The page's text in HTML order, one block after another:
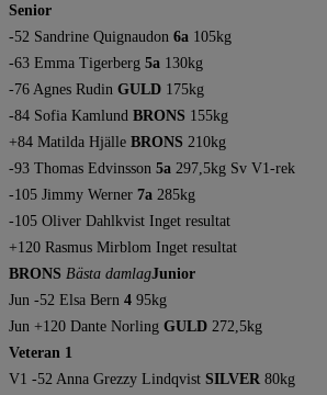
Senior
-52 Sandrine Quignaudon 6a 105kg
-63 Emma Tigerberg 5a 130kg
-76 Agnes Rudin GULD 175kg
-84 Sofia Kamlund BRONS 155kg
+84 Matilda Hjälle BRONS 210kg
-93 Thomas Edvinsson 5a 297,5kg Sv V1-rek
-105 Jimmy Werner 7a 285kg
-105 Oliver Dahlkvist Inget resultat
+120 Rasmus Mirblom Inget resultat
BRONS Bästa damlagJunior
Jun -52 Elsa Bern 4 95kg
Jun +120 Dante Norling GULD 272,5kg
Veteran 1
V1 -52 Anna Grezzy Lindqvist SILVER 80kg